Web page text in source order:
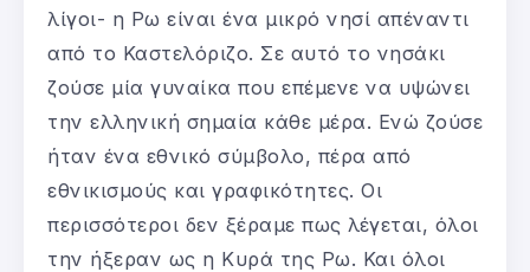
λίγοι- η Ρω είναι ένα μικρό νησί απέναντι
από το Καστελόριζο. Σε αυτό το νησάκι
ζούσε μία γυναίκα που επέμενε να υψώνει
την ελληνική σημαία κάθε μέρα. Ενώ ζούσε
ήταν ένα εθνικό σύμβολο, πέρα από
εθνικισμούς και γραφικότητες. Οι
περισσότεροι δεν ξέραμε πως λέγεται, όλοι
την ήξεραν ως η Κυρά της Ρω. Και όλοι